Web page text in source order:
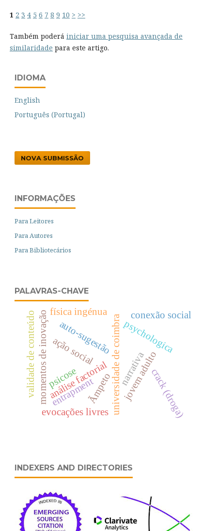
1 2 3 4 5 6 7 8 9 10 > >>
Também poderá iniciar uma pesquisa avançada de
similaridade para este artigo.
IDIOMA
English
Português (Portugal)
NOVA SUBMISSÃO
INFORMAÇÕES
Para Leitores
Para Autores
Para Bibliotecários
PALAVRAS-CHAVE
auto-sugestão
ação social universidade de coimbrapsychologica
análise factorial narrativa
momentos de inovaçãoentrapment
evocações livres
jovem adultocrack (droga)
validade de conteúdo conexão social
psicose
física ingénua
Ãmpeto
INDEXERS AND DIRECTORIES